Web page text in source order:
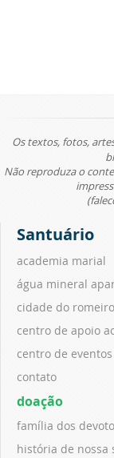
Os textos, fotos,
Não reproduza o
Santuário
academia marial
água mineral
cidade do romeiro
centro de apoio
centro de
contato
doação
família dos
história de nossa